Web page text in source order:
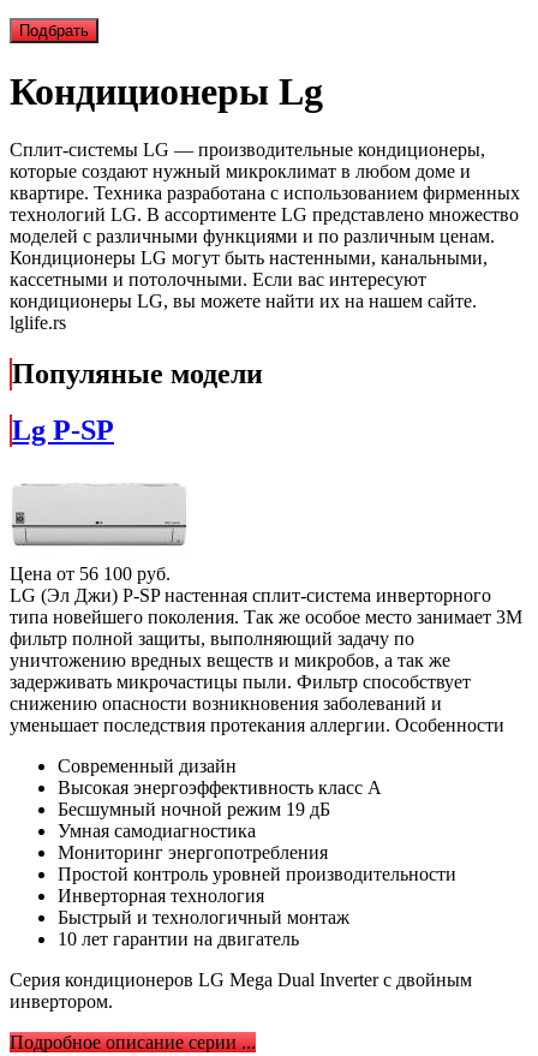
Подбрать
Кондиционеры Lg
Сплит-системы LG — производительные кондиционеры,
которые создают нужный микроклимат в любом доме и
квартире. Техника разработана с использованием фирменных
технологий LG. В ассортименте LG представлено множество
моделей с различными функциями и по различным ценам.
Кондиционеры LG могут быть настенными, канальными,
кассетными и потолочными. Если вас интересуют
кондиционеры LG, вы можете найти их на нашем сайте.
lglife.rs
Популяные модели
Lg P-SP
Цена от 56 100 руб.
LG (Эл Джи) P-SP настенная сплит-система инверторного
типа новейшего поколения. Так же особое место занимает 3М
фильтр полной защиты, выполняющий задачу по
уничтожению вредных веществ и микробов, а так же
задерживать микрочастицы пыли. Фильтр способствует
снижению опасности возникновения заболеваний и
уменьшает последствия протекания аллергии. Особенности
Современный дизайн
Высокая энергоэффективность класс А
Бесшумный ночной режим 19 дБ
Умная самодиагностика
Мониторинг энергопотребления
Простой контроль уровней производительности
Инверторная технология
Быстрый и технологичный монтаж
10 лет гарантии на двигатель
Серия кондиционеров LG Mega Dual Inverter с двойным
инвертором.
Подробное описание серии ...